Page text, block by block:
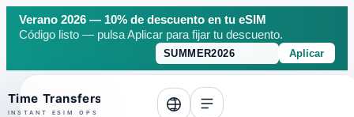
Verano 2026 — 10% de descuento en tu eSIM
Código listo — pulsa Aplicar para fijar tu descuento.
Aplicar
top